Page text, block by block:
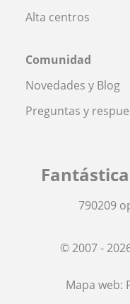
Alta centros
Comunidad
Novedades y Blog
Preguntas y
Fantástica
790209
© 2007 -
Mapa web: